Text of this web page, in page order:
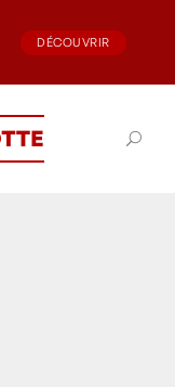
DÉCOUVRIR